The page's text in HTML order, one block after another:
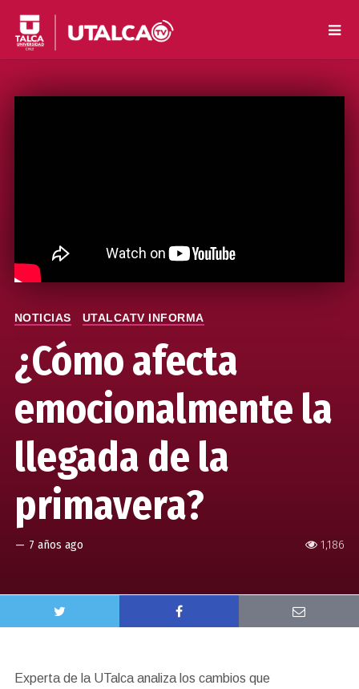
1,186
NOTICIAS UTALCATV INFORMA
¿Cómo afecta
emocionalmente la
llegada de la
primavera?
— 7 años ago
Experta de la UTalca analiza los cambios que